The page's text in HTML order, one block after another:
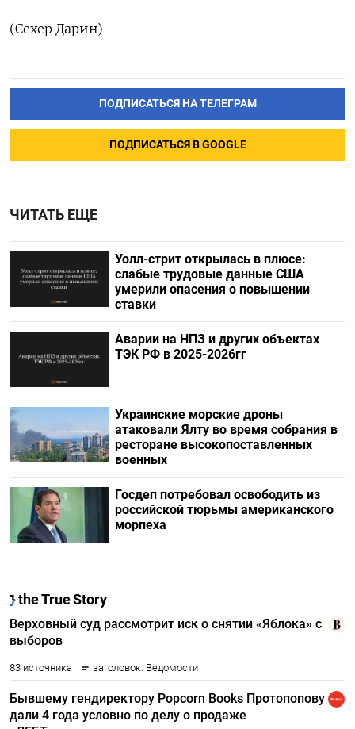
(Сехер Дарин)
ПОДПИСАТЬСЯ НА ТЕЛЕГРАМ
ПОДПИСАТЬСЯ В GOOGLE
ЧИТАТЬ ЕЩЕ
Уолл-стрит открылась в плюсе:
слабые трудовые данные США
умерили опасения о повышении
ставки
Аварии на НПЗ и других объектах
ТЭК РФ в 2025-2026гг
Украинские морские дроны
атаковали Ялту во время собрания в
ресторане высокопоставленных
военных
Госдеп потребовал освободить из
российской тюрьмы американского
морпеха